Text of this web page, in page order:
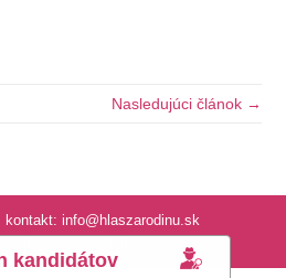
Nasledujúci článok →
kontakt: info@hlaszarodinu.sk
kandidátov